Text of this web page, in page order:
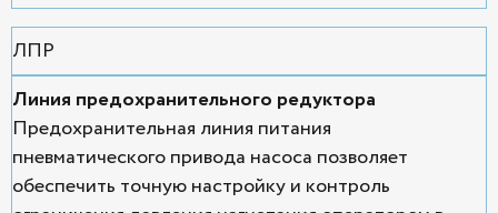
ЛПР
Линия предохранительного редуктора
Предохранительная линия питания
пневматического привода насоса позволяет
обеспечить точную настройку и контроль